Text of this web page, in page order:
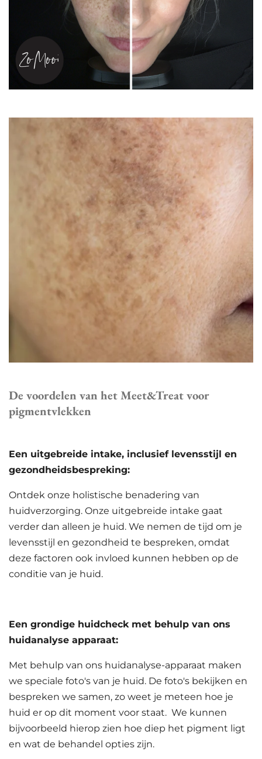
De voordelen van het Meet&Treat voor
pigmentvlekken
Een uitgebreide intake, inclusief levensstijl en
gezondheidsbespreking:
Ontdek onze holistische benadering van
huidverzorging. Onze uitgebreide intake gaat
verder dan alleen je huid. We nemen de tijd om je
levensstijl en gezondheid te bespreken, omdat
deze factoren ook invloed kunnen hebben op de
conditie van je huid.
Een grondige huidcheck met behulp van ons
huidanalyse apparaat:
Met behulp van ons huidanalyse-apparaat maken
we speciale foto's van je huid. De foto's bekijken en
bespreken we samen, zo weet je meteen hoe je
huid er op dit moment voor staat. We kunnen
bijvoorbeeld hierop zien hoe diep het pigment ligt
en wat de behandel opties zijn.